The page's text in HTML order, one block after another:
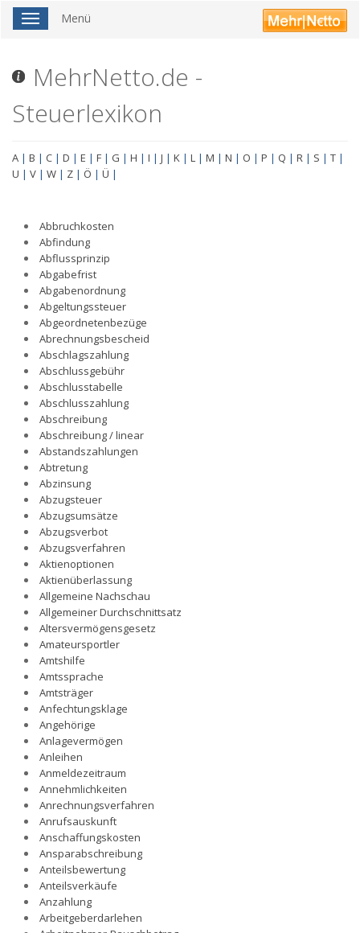
ToggleMenü
MehrNetto.de -
Steuerlexikon
A | B | C | D | E | F | G | H | I | J | K | L | M | N | O | P | Q | R | S | T |
U | V | W | Z | Ö | Ü |
Abbruchkosten
Abfindung
Abflussprinzip
Abgabefrist
Abgabenordnung
Abgeltungssteuer
Abgeordnetenbezüge
Abrechnungsbescheid
Abschlagszahlung
Abschlussgebühr
Abschlusstabelle
Abschlusszahlung
Abschreibung
Abschreibung / linear
Abstandszahlungen
Abtretung
Abzinsung
Abzugsteuer
Abzugsumsätze
Abzugsverbot
Abzugsverfahren
Aktienoptionen
Aktienüberlassung
Allgemeine Nachschau
Allgemeiner Durchschnittsatz
Altersvermögensgesetz
Amateursportler
Amtshilfe
Amtssprache
Amtsträger
Anfechtungsklage
Angehörige
Anlagevermögen
Anleihen
Anmeldezeitraum
Annehmlichkeiten
Anrechnungsverfahren
Anrufsauskunft
Anschaffungskosten
Ansparabschreibung
Anteilsbewertung
Anteilsverkäufe
Anzahlung
Arbeitgeberdarlehen